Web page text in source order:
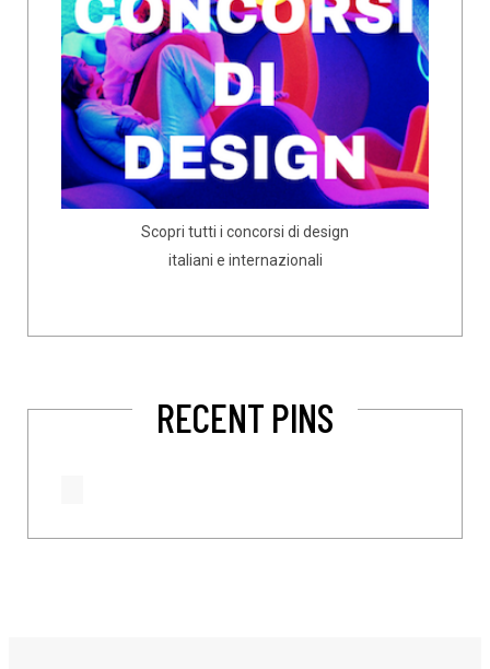
Scopri tutti i concorsi di design
italiani e internazionali
RECENT PINS